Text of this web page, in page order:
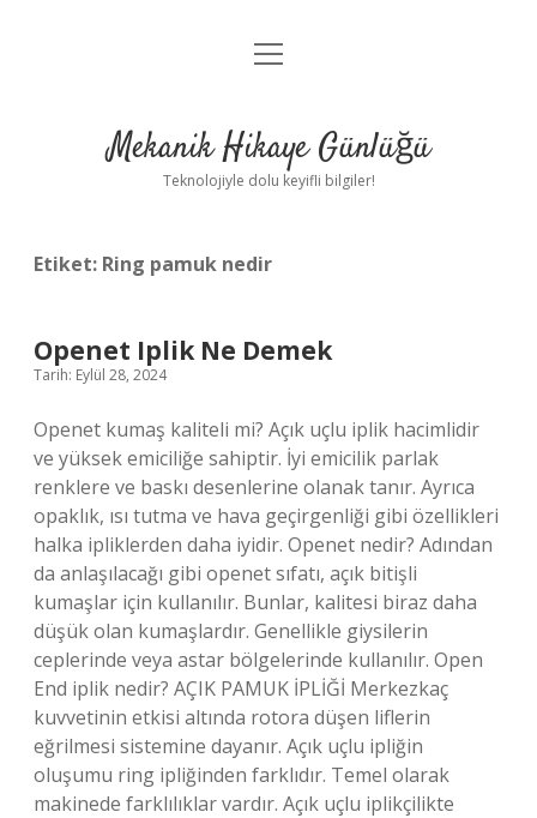
Anasayfa
Yasal Uyarı
menüyü
Mekanik Hikaye Günlüğü
Teknolojiyle dolu keyifli bilgiler!
Etiket: Ring pamuk nedir
Openet Iplik Ne Demek
Tarih: Eylül 28, 2024
Openet kumaş kaliteli mi? Açık uçlu iplik hacimlidir
ve yüksek emiciliğe sahiptir. İyi emicilik parlak
renklere ve baskı desenlerine olanak tanır. Ayrıca
opaklık, ısı tutma ve hava geçirgenliği gibi özellikleri
halka ipliklerden daha iyidir. Openet nedir? Adından
da anlaşılacağı gibi openet sıfatı, açık bitişli
kumaşlar için kullanılır. Bunlar, kalitesi biraz daha
düşük olan kumaşlardır. Genellikle giysilerin
ceplerinde veya astar bölgelerinde kullanılır. Open
End iplik nedir? AÇIK PAMUK İPLİĞİ Merkezkaç
kuvvetinin etkisi altında rotora düşen liflerin
eğrilmesi sistemine dayanır. Açık uçlu ipliğin
oluşumu ring ipliğinden farklıdır. Temel olarak
makinede farklılıklar vardır. Açık uçlu iplikçilikte